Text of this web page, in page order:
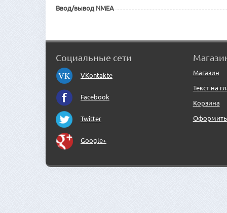
Ввод/вывод NMEA
Социальные сети
VKontakte
Facebook
Twitter
Google+
Магазин
Текст на
Корзина
Оформить